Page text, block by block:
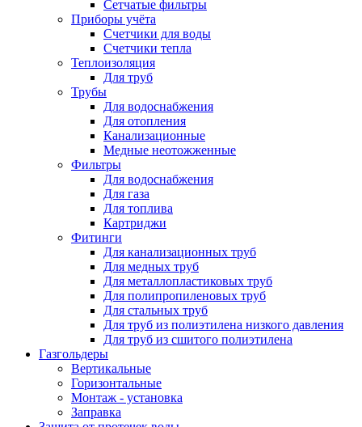
Сетчатые фильтры
Приборы учёта
Счетчики для воды
Счетчики тепла
Теплоизоляция
Для труб
Трубы
Для водоснабжения
Для отопления
Канализационные
Медные неотожженные
Фильтры
Для водоснабжения
Для газа
Для топлива
Картриджи
Фитинги
Для канализационных труб
Для медных труб
Для металлопластиковых труб
Для полипропиленовых труб
Для стальных труб
Для труб из полиэтилена низкого давления
Для труб из сшитого полиэтилена
Газгольдеры
Вертикальные
Горизонтальные
Монтаж - установка
Заправка